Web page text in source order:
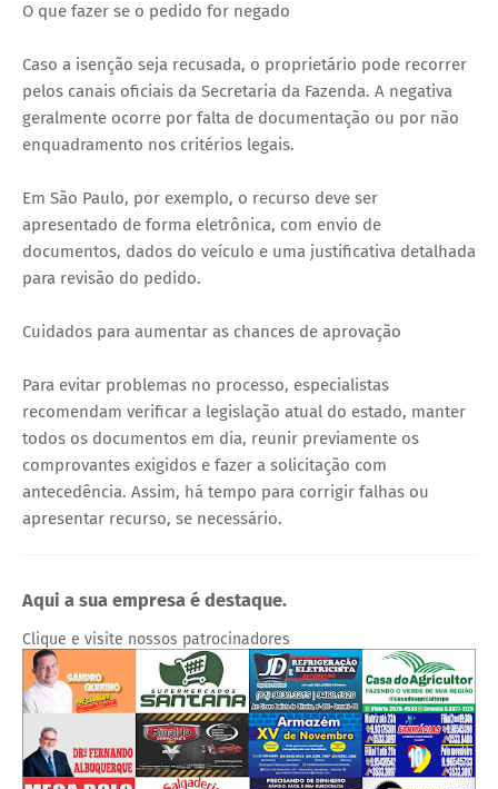
O que fazer se o pedido for negado
Caso a isenção seja recusada, o proprietário pode recorrer
pelos canais oficiais da Secretaria da Fazenda. A negativa
geralmente ocorre por falta de documentação ou por não
enquadramento nos critérios legais.
Em São Paulo, por exemplo, o recurso deve ser
apresentado de forma eletrônica, com envio de
documentos, dados do veículo e uma justificativa detalhada
para revisão do pedido.
Cuidados para aumentar as chances de aprovação
Para evitar problemas no processo, especialistas
recomendam verificar a legislação atual do estado, manter
todos os documentos em dia, reunir previamente os
comprovantes exigidos e fazer a solicitação com
antecedência. Assim, há tempo para corrigir falhas ou
apresentar recurso, se necessário.
Aqui a sua empresa é destaque.
Clique e visite nossos patrocinadores